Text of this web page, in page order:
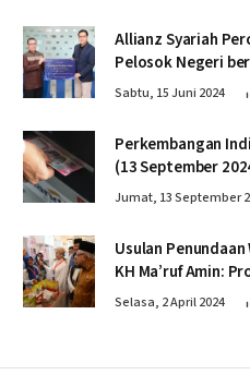
Allianz Syariah
Pelosok Negeri
Sabtu, 15 Juni 2024
Perkembangan
(13 September
Jumat, 13 September
Usulan Penundaan
KH Ma’ruf Amin:
Penahapan
Selasa, 2 April 2024